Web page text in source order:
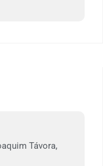
Távora,